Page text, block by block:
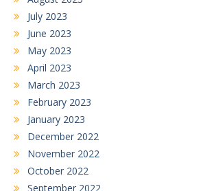
July 2023
June 2023
May 2023
April 2023
March 2023
February 2023
January 2023
December 2022
November 2022
October 2022
September 2022